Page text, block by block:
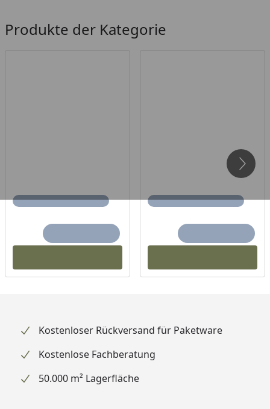
Produkte der Kategorie
Kostenloser Rückversand für Paketware
Kostenlose Fachberatung
50.000 m² Lagerfläche